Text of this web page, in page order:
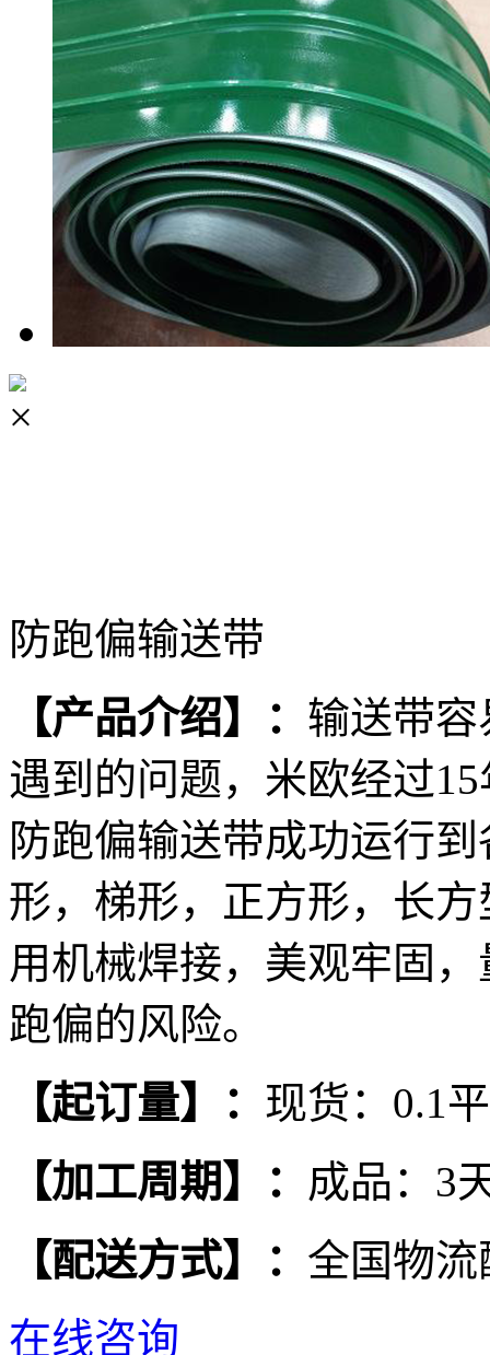
×
防跑偏输送带
【产品介绍】 ： 输送带
遇到的问题，米欧经过
防跑偏输送带成功运行
形，梯形，正方形，长
用机械焊接，美观牢固
跑偏的风险。
【起订量】 ： 现货：0.1
【加工周期 】 ： 成品：3
【配送方式】 ： 全国物
在线咨询